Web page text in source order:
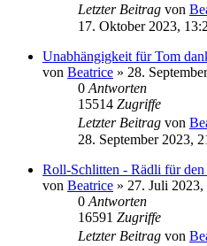
Letzter Beitrag von
17. Oktober 2023,
Unabhängigkeit für Tom
von Beatrice » 28.
0 Antworten
15514 Zugriffe
Letzter Beitrag von
28. September 2023,
Roll-Schlitten - Rädli für
von Beatrice » 27. Juli 2023,
0 Antworten
16591 Zugriffe
Letzter Beitrag von